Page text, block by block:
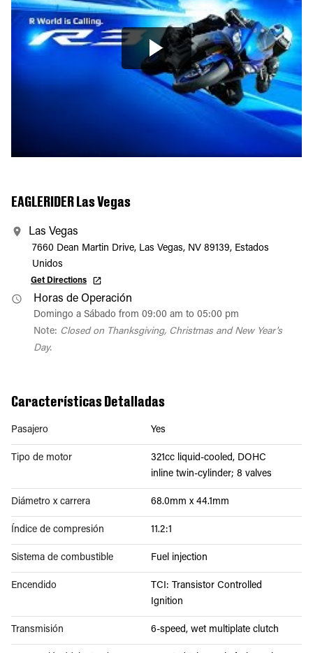
EAGLERIDER Las Vegas
Las Vegas
7660 Dean Martin Drive, Las Vegas, NV 89139, Estados
Unidos
Get Directions
Horas de Operación
Domingo a Sábado from 09:00 am to 05:00 pm
Note: Closed on Thanksgiving, Christmas and New Year's
Day.
Características Detalladas
Pasajero Yes
Tipo de motor
321cc liquid-cooled, DOHC
inline twin-cylinder; 8 valves
Diámetro x carrera 68.0mm x 44.1mm
Índice de compresión 11.2:1
Sistema de combustible Fuel injection
Encendido
TCI: Transistor Controlled
Ignition
Transmisión 6-speed, wet multiplate clutch